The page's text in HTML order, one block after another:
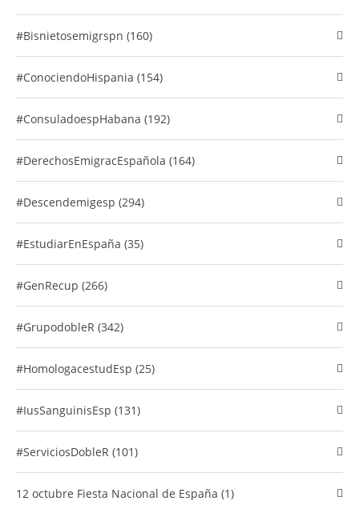
#Bisnietosemigrspn (160)
#conociendoHispania (154)
#consuladoespHabana (192)
#DerechosEmigracEspañola (164)
#descendemigesp (294)
#EstudiarEnEspaña (35)
#GenRecup (266)
#GrupodobleR (342)
#HomologacestudEsp (25)
#IusSanguinisEsp (131)
#ServiciosDobleR (101)
12 octubre Fiesta Nacional de España (1)